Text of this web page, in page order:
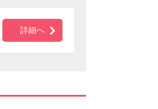
詳細へ